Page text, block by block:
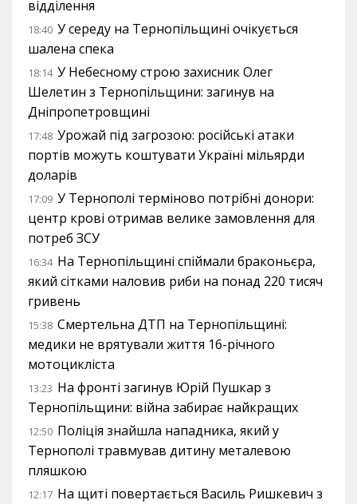
відділення
18:40 У середу на Тернопільщині очікується
шалена спека
18:14 У Небесному строю захисник Олег
Шелетин з Тернопільщини: загинув на
Дніпропетровщині
17:48 Урожай під загрозою: російські атаки
портів можуть коштувати Україні мільярди
доларів
17:09 У Тернополі терміново потрібні донори:
центр крові отримав велике замовлення для
потреб ЗСУ
16:34 На Тернопільщині спіймали браконьєра,
який сітками наловив риби на понад 220 тисяч
гривень
15:38 Смертельна ДТП на Тернопільщині:
медики не врятували життя 16-річного
мотоцикліста
13:23 На фронті загинув Юрій Пушкар з
Тернопільщини: війна забирає найкращих
12:50 Поліція знайшла нападника, який у
Тернополі травмував дитину металевою
пляшкою
12:17 На щиті повертається Василь Ришкевич з